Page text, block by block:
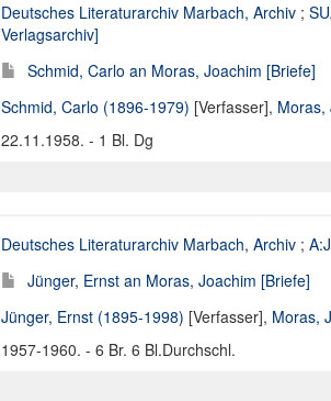
Deutsches Literaturarchiv Marbach, Archiv ;
Verlagsarchiv]
Schmid, Carlo an Moras, Joachim [Briefe]
Schmid, Carlo (1896-1979) [Verfasser], Moras,
22.11.1958. - 1 Bl. Dg
Deutsches Literaturarchiv Marbach, Archiv ;
Jünger, Ernst an Moras, Joachim [Briefe]
Jünger, Ernst (1895-1998) [Verfasser], Moras,
1957-1960. - 6 Br. 6 Bl.Durchschl.